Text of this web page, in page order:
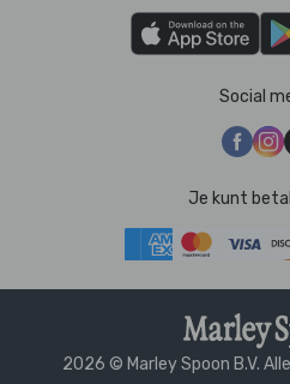
Social
Je kunt
2026 © Marley Spoon B.V.